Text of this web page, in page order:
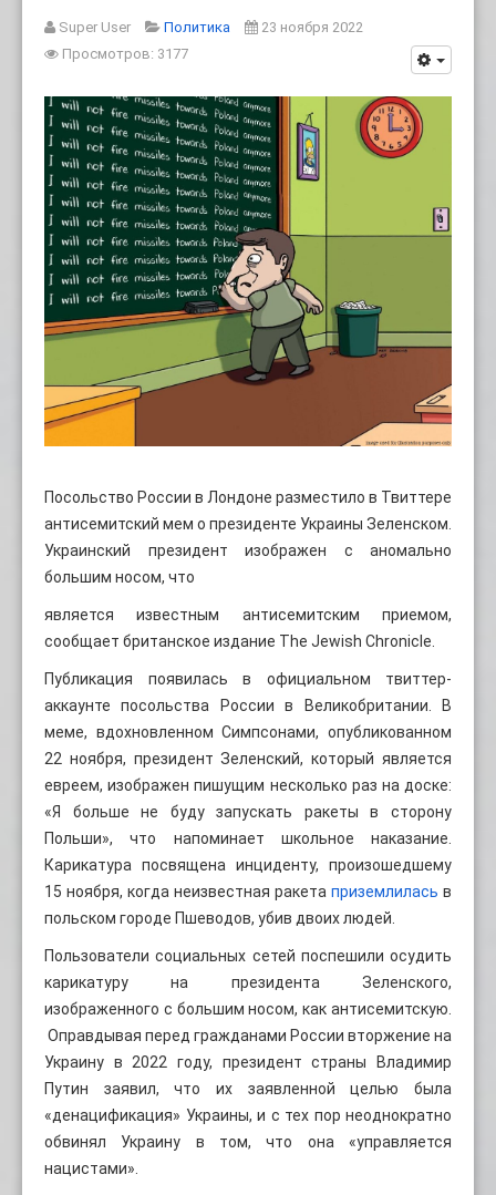
Super User Политика
23 ноября 2022
Просмотров: 3177
Посольство России в Лондоне разместило в Твиттере
антисемитский мем о президенте Украины Зеленском.
Украинский президент изображен с аномально
большим носом, что
является известным антисемитским приемом,
сообщает британское издание The Jewish Chronicle.
Публикация появилась в официальном твиттер-
аккаунте посольства России в Великобритании. В
меме, вдохновленном Симпсонами, опубликованном
22 ноября, президент Зеленский, который является
евреем, изображен пишущим несколько раз на доске:
«Я больше не буду запускать ракеты в сторону
Польши», что напоминает школьное наказание.
Карикатура посвящена инциденту, произошедшему
15 ноября, когда неизвестная ракета приземлилась в
польском городе Пшеводов, убив двоих людей.
Пользователи социальных сетей поспешили осудить
карикатуру на президента Зеленского,
изображенного с большим носом, как антисемитскую.
Оправдывая перед гражданами России вторжение на
Украину в 2022 году, президент страны Владимир
Путин заявил, что их заявленной целью была
«денацификация» Украины, и с тех пор неоднократно
обвинял Украину в том, что она «управляется
нацистами».